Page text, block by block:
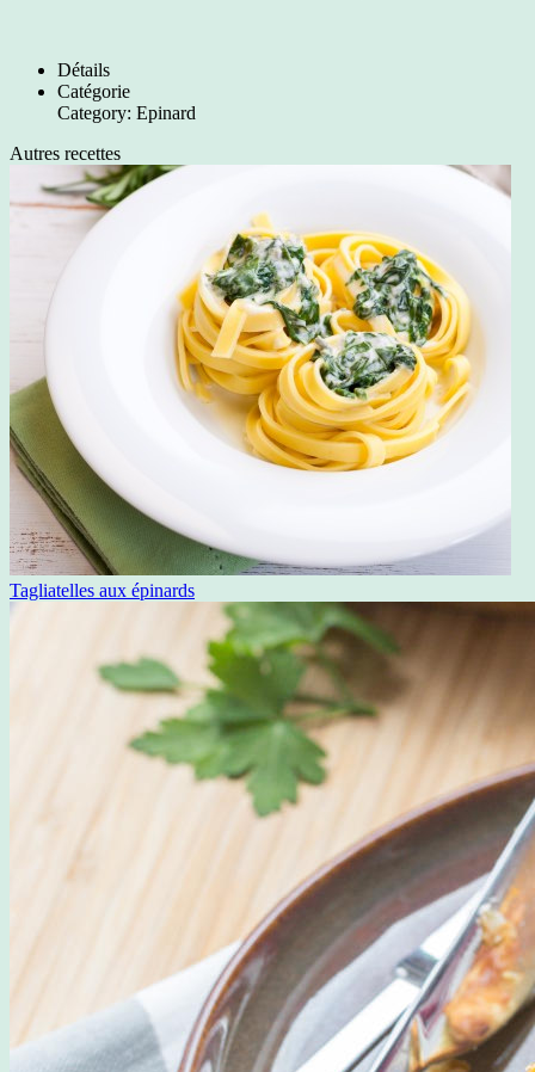
Détails
Catégorie
Category: Epinard
Autres recettes
Tagliatelles aux épinards